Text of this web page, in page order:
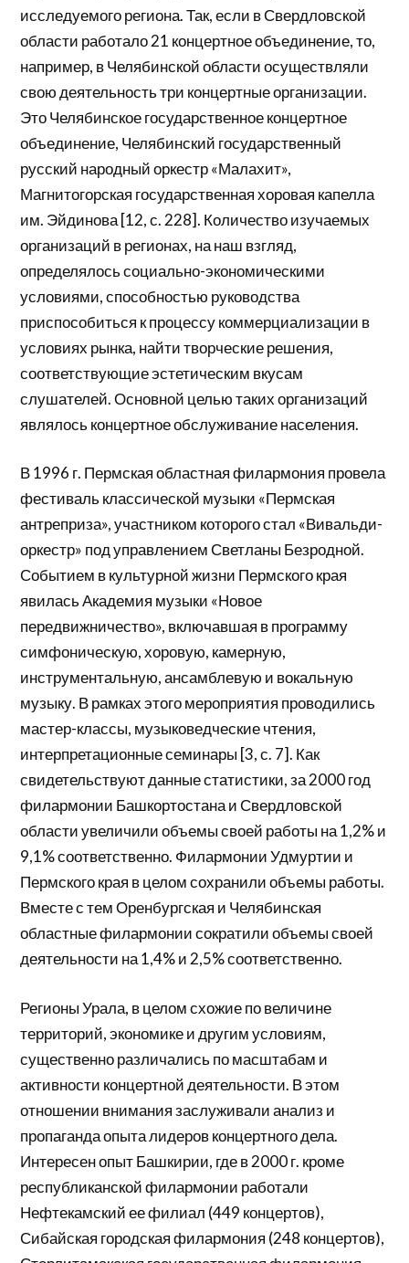
исследуемого региона. Так, если в Свердловской
области работало 21 концертное объединение, то,
например, в Челябинской области осуществляли
свою деятельность три концертные организации.
Это Челябинское государственное концертное
объединение, Челябинский государственный
русский народный оркестр «Малахит»,
Магнитогорская государственная хоровая капелла
им. Эйдинова [12, с. 228]. Количество изучаемых
организаций в регионах, на наш взгляд,
определялось социально-экономическими
условиями, способностью руководства
приспособиться к процессу коммерциализации в
условиях рынка, найти творческие решения,
соответствующие эстетическим вкусам
слушателей. Основной целью таких организаций
являлось концертное обслуживание населения.
В 1996 г. Пермская областная филармония провела
фестиваль классической музыки «Пермская
антреприза», участником которого стал «Вивальди-
оркестр» под управлением Светланы Безродной.
Событием в культурной жизни Пермского края
явилась Академия музыки «Новое
передвижничество», включавшая в программу
симфоническую, хоровую, камерную,
инструментальную, ансамблевую и вокальную
музыку. В рамках этого мероприятия проводились
мастер-классы, музыковедческие чтения,
интерпретационные семинары [3, с. 7]. Как
свидетельствуют данные статистики, за 2000 год
филармонии Башкортостана и Свердловской
области увеличили объемы своей работы на 1,2% и
9,1% соответственно. Филармонии Удмуртии и
Пермского края в целом сохранили объемы работы.
Вместе с тем Оренбургская и Челябинская
областные филармонии сократили объемы своей
деятельности на 1,4% и 2,5% соответственно.
Регионы Урала, в целом схожие по величине
территорий, экономике и другим условиям,
существенно различались по масштабам и
активности концертной деятельности. В этом
отношении внимания заслуживали анализ и
пропаганда опыта лидеров концертного дела.
Интересен опыт Башкирии, где в 2000 г. кроме
республиканской филармонии работали
Нефтекамский ее филиал (449 концертов),
Сибайская городская филармония (248 концертов),